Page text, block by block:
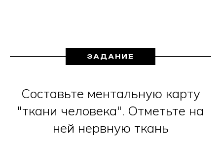
ЗАДАНИЕ
Составьте ментальную карту
"ткани человека". Отметьте на
ней нервную ткань